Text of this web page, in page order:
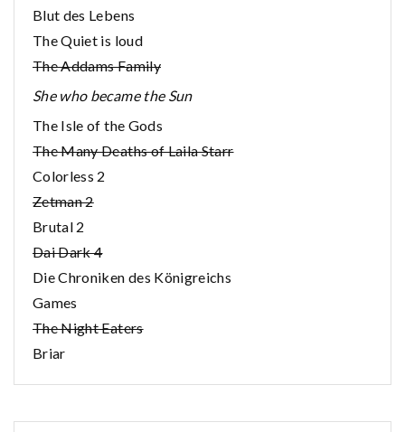
Blut des Lebens
The Quiet is loud
The Addams Family
She who became the Sun
The Isle of the Gods
The Many Deaths of Laila Starr
Colorless 2
Zetman 2
Brutal 2
Dai Dark 4
Die Chroniken des Königreichs
Games
The Night Eaters
Briar